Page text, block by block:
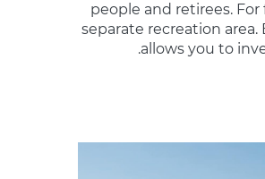
people and retirees.
separate recreation
allows you to